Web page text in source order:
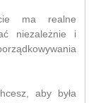
ma realne
niezależnie i
aby była